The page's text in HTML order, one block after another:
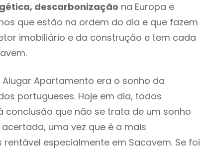
descarbonização na Europa e
que estão na ordem do dia e que fazem
imobiliário e da construção e tem cada
Apartamento era o sonho da
portugueses. Hoje em dia, todos
que não se trata de um sonho
uma vez que é a mais
especialmente em Sacavem. Se foi